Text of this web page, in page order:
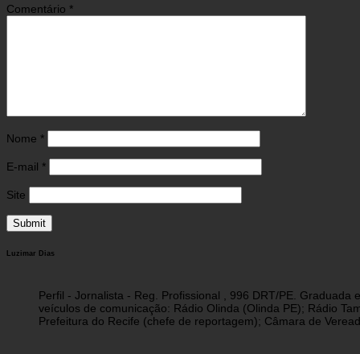
Comentário *
Nome *
E-mail *
Site
Luzimar Dias
Perfil - Jornalista - Reg. Profissional , 996 DRT/PE.
veículos de comunicação: Rádio Olinda (Olinda PE); Rádio
Prefeitura do Recife (chefe de reportagem); Câmara de